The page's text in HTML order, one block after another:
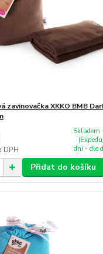
zavinovačka XKKO BMB
DPH
Skladem
dní - dle
Přidat do košíku